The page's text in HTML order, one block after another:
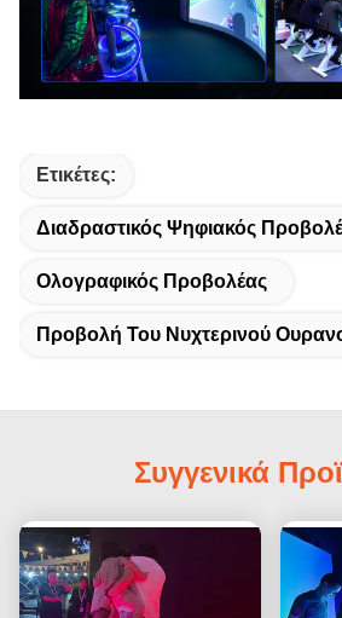
Ετικέτες:
Διαδραστικός Ψηφιακός
Ολογραφικός Προβολέας
Προβολή Του Νυχτερινού
Συγγενικά